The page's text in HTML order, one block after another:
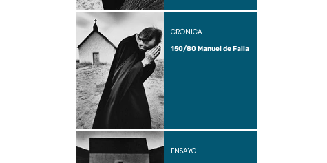
150/80 Manuel de Falla
CRÓNICA
ENSAYO